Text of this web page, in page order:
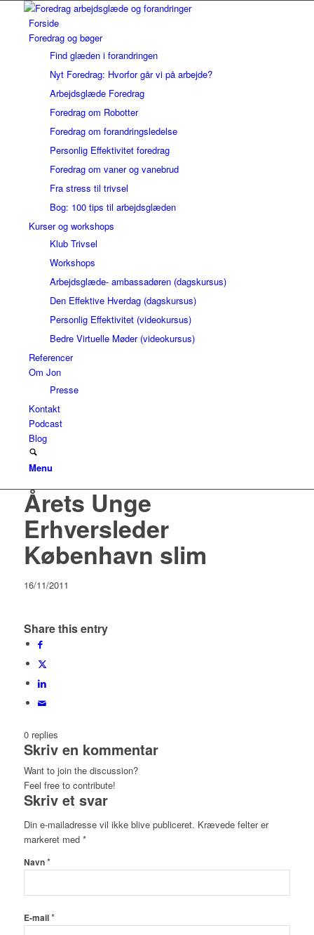
Forside
Foredrag og bøger
Find glæden i forandringen
Nyt Foredrag: Hvorfor går vi på arbejde?
Arbejdsglæde Foredrag
Foredrag om Robotter
Foredrag om forandringsledelse
Personlig Effektivitet foredrag
Foredrag om vaner og vanebrud
Fra stress til trivsel
Bog: 100 tips til arbejdsglæden
Kurser og workshops
Klub Trivsel
Workshops
Arbejdsglæde- ambassadøren (dagskursus)
Den Effektive Hverdag (dagskursus)
Personlig Effektivitet (videokursus)
Bedre Virtuelle Møder (videokursus)
Referencer
Om Jon
Presse
Kontakt
Podcast
Blog
Menu
Årets Unge
Erhversleder
København slim
16/11/2011
Share this entry
0 replies
Skriv en kommentar
Want to join the discussion?
Feel free to contribute!
Skriv et svar
Din e-mailadresse vil ikke blive publiceret. Krævede felter er
markeret med *
Navn*
E-mail*